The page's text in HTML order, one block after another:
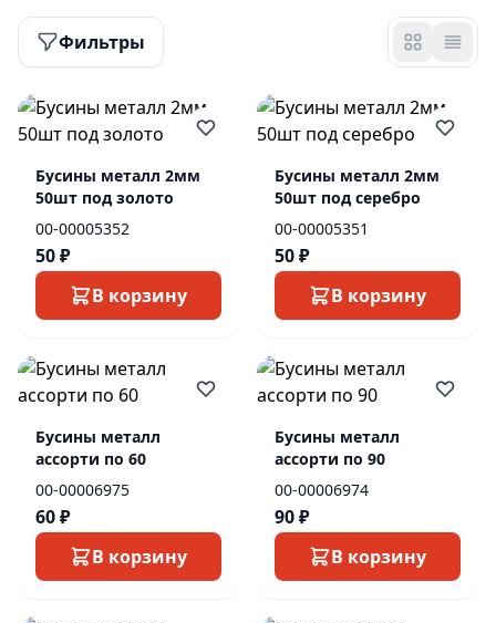
Фильтры
Бусины металл 2мм
50шт под золото
00-00005352
50 ₽
В корзину
Бусины металл 2мм
50шт под серебро
00-00005351
50 ₽
В корзину
Бусины металл
ассорти по 60
00-00006975
60 ₽
В корзину
Бусины металл
ассорти по 90
00-00006974
90 ₽
В корзину